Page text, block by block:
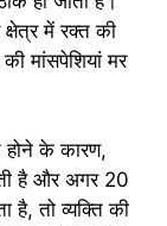
में रक्त की
मांसपेशियां मर
होने के कारण,
है और अगर 20
है, तो व्यक्ति की